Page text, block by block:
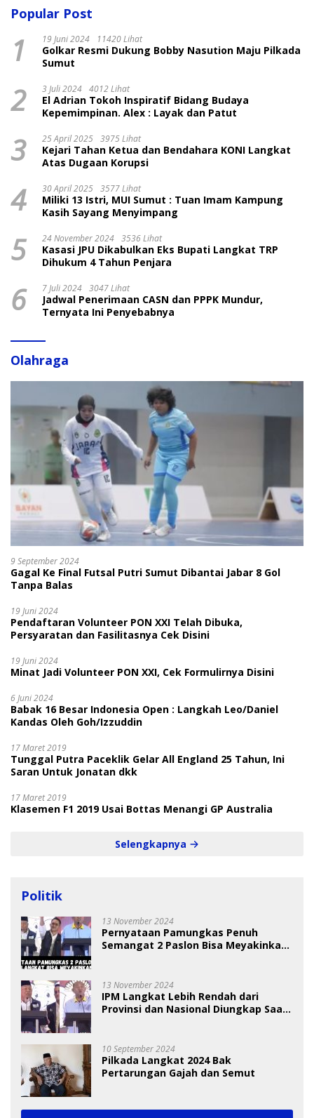
Popular Post
1 19 Juni 2024 11420 Lihat
Golkar Resmi Dukung Bobby Nasution Maju Pilkada
Sumut
2 3 Juli 2024 4012 Lihat
El Adrian Tokoh Inspiratif Bidang Budaya
Kepemimpinan. Alex : Layak dan Patut
3 25 April 2025 3975 Lihat
Kejari Tahan Ketua dan Bendahara KONI Langkat
Atas Dugaan Korupsi
4 30 April 2025 3577 Lihat
Miliki 13 Istri, MUI Sumut : Tuan Imam Kampung
Kasih Sayang Menyimpang
5 24 November 2024 3536 Lihat
Kasasi JPU Dikabulkan Eks Bupati Langkat TRP
Dihukum 4 Tahun Penjara
6 7 Juli 2024 3047 Lihat
Jadwal Penerimaan CASN dan PPPK Mundur,
Ternyata Ini Penyebabnya
Olahraga
9 September 2024
Gagal Ke Final Futsal Putri Sumut Dibantai Jabar 8 Gol
Tanpa Balas
19 Juni 2024
Pendaftaran Volunteer PON XXI Telah Dibuka,
Persyaratan dan Fasilitasnya Cek Disini
19 Juni 2024
Minat Jadi Volunteer PON XXI, Cek Formulirnya Disini
6 Juni 2024
Babak 16 Besar Indonesia Open : Langkah Leo/Daniel
Kandas Oleh Goh/Izzuddin
17 Maret 2019
Tunggal Putra Paceklik Gelar All England 25 Tahun, Ini
Saran Untuk Jonatan dkk
17 Maret 2019
Klasemen F1 2019 Usai Bottas Menangi GP Australia
Selengkapnya
Politik
13 November 2024
Pernyataan Pamungkas Penuh
Semangat 2 Paslon Bisa Meyakinkan
13 November 2024
IPM Langkat Lebih Rendah dari
Provinsi dan Nasional Diungkap Saat
10 September 2024
Pilkada Langkat 2024 Bak
Pertarungan Gajah dan Semut